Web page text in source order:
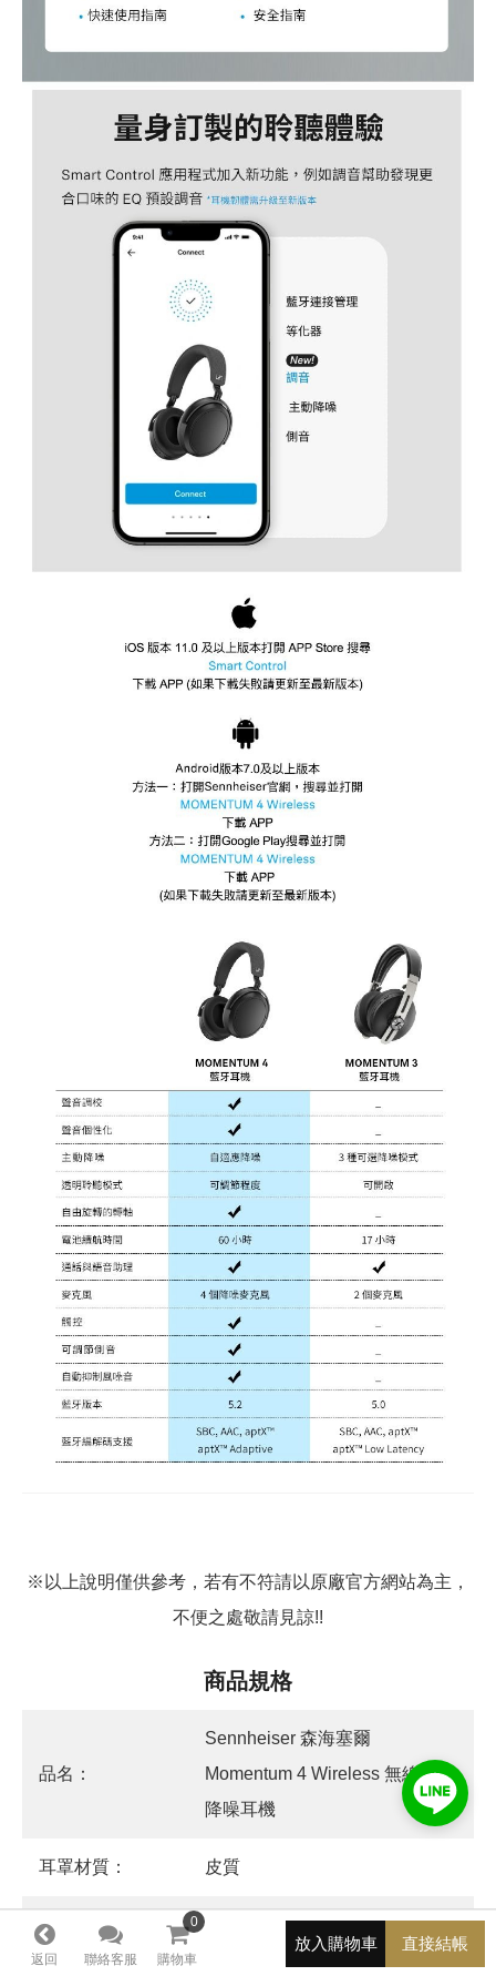
返回 聯絡客服
0
購物車
直接結帳
放入購物車
※以上說明僅供參考，若有不符請以原廠官方網站為主，
不便之處敬請見諒!!
商品規格
品名：
Sennheiser 森海塞爾
Momentum 4 Wireless 無線藍牙
降噪耳機
耳罩材質： 皮質
連接介面：
0